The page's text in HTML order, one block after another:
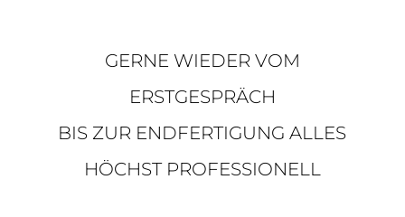
GERNE WIEDER VOM
ERSTGESPRÄCH
BIS ZUR ENDFERTIGUNG ALLES
HÖCHST PROFESSIONELL